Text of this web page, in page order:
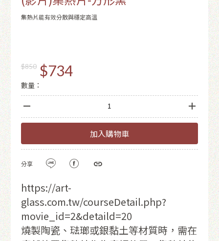
集熱片能有效分散與穩定高溫
$850 $734
數量：
加入購物車
分享
https://art-
glass.com.tw/courseDetail.php?
movie_id=2&detaild=20
燒製陶瓷、琺瑯或銀黏土等材質時，需在